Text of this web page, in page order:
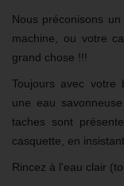
Nous préconisons
machine, ou votre
grand chose !!!
Toujours avec votre
une eau
taches sont
casquette, en
Rincez à l'eau clair